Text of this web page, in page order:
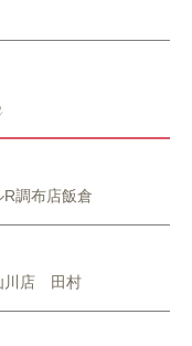
調布店飯倉
川店 田村